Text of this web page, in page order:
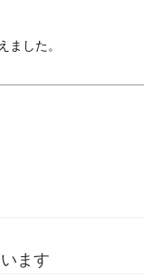
ました。
ます